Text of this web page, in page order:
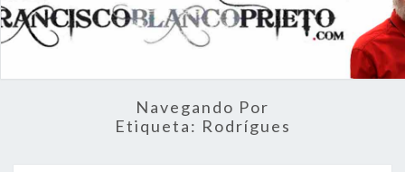
DE
BREVE
RECORRIDO
VITAL Y
ACTUALIDAD
Navegando Por
Etiqueta: Rodrígues